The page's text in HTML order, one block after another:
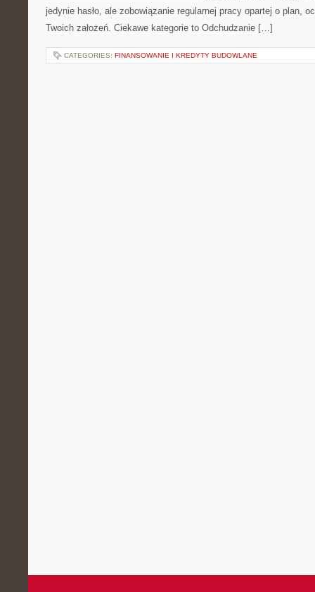
jedynie hasło, ale zobowiązanie regularnej pracy opartej o plan,
Twoich założeń. Ciekawe kategorie to Odchudzanie […]
CATEGORIES: FINANSOWANIE I KREDYTY BUDOWLANE